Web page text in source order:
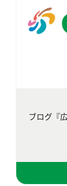
ブログ『